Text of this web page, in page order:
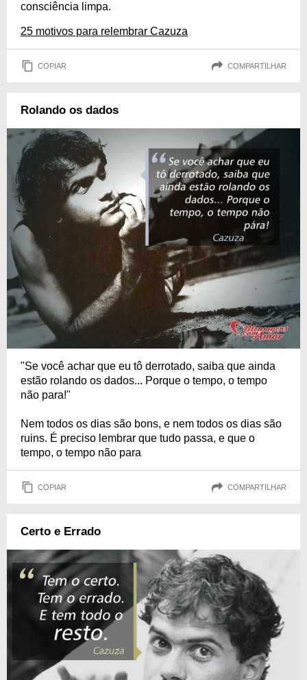
consciência limpa.
25 motivos para relembrar Cazuza
COPIAR COMPARTILHAR
Rolando os dados
"Se você achar que eu tô derrotado, saiba que ainda
estão rolando os dados... Porque o tempo, o tempo
não para!"
Nem todos os dias são bons, e nem todos os dias são
ruins. É preciso lembrar que tudo passa, e que o
tempo, o tempo não para
COPIAR COMPARTILHAR
Certo e Errado